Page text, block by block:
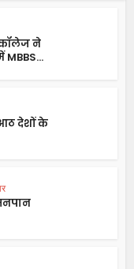
कॉलेज ने
देशों के